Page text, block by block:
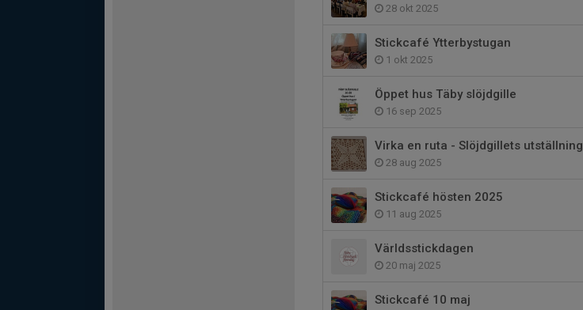
28 okt 2025
Stickcafé Ytterbystugan
1 okt 2025
Öppet hus Täby slöjdgille
16 sep 2025
Virka en ruta - Slöjdgillets utställning
28 aug 2025
Stickcafé hösten 2025
11 aug 2025
Världsstickdagen
20 maj 2025
Stickcafé 10 maj